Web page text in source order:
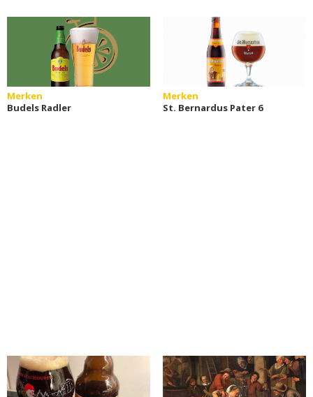
Merken
Budels Radler
Merken
St. Bernardus Pater 6